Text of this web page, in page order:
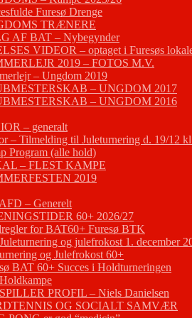
Furesø Drenge
TRÆNERE
AF BAT – Nybegynder
VIDEOR – optaget i Furesøs
2019 – FOTOS M.V.
– Ungdom 2019
– UNGDOM 2017
– UNGDOM 2016
– generalt
– Tilmelding til Juleturnering d. 19/12
Program (alle hold)
– FLEST KAMPE
2019
– Generelt
60+ 2026/27
for BAT60+ Furesø BTK
og julefrokost 1. december
og Julefrokost 60+
BAT 60+ Succes i Holdturneringen
PROFIL – Niels Danielsen
OG SOCIALT SAMVÆR